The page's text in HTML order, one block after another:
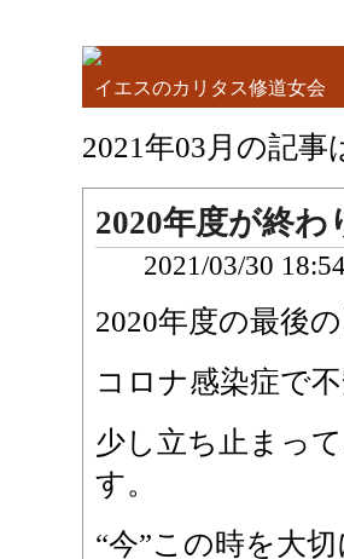
イエスのカリタス修道女会
2021年03月の記
2020年度が終わ
2021/03/30
2020年度の最後
コロナ感染症で
少し立ち止まっ
す。
“今”この時を大